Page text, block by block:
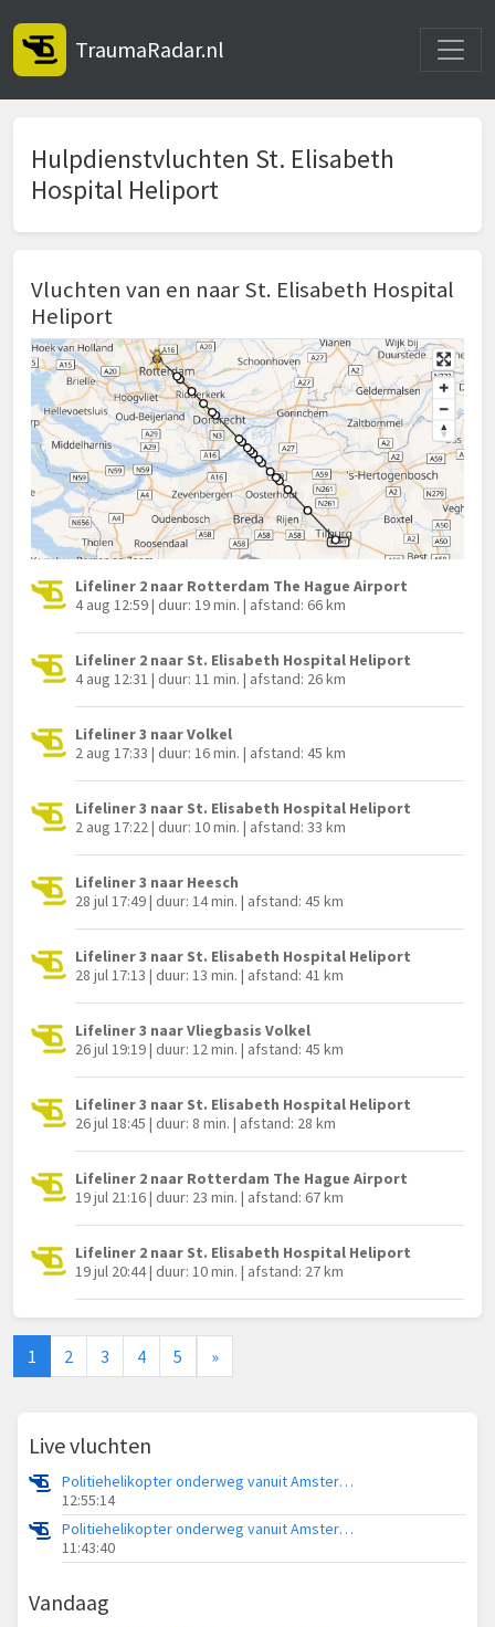
TraumaRadar.nl
Hulpdienstvluchten St. Elisabeth
Hospital Heliport
Vluchten van en naar St. Elisabeth Hospital
Heliport
Lifeliner 2 naar Rotterdam The Hague Airport
4 aug 12:59 | duur: 19 min. | afstand: 66 km
Lifeliner 2 naar St. Elisabeth Hospital Heliport
4 aug 12:31 | duur: 11 min. | afstand: 26 km
Lifeliner 3 naar Volkel
2 aug 17:33 | duur: 16 min. | afstand: 45 km
Lifeliner 3 naar St. Elisabeth Hospital Heliport
2 aug 17:22 | duur: 10 min. | afstand: 33 km
Lifeliner 3 naar Heesch
28 jul 17:49 | duur: 14 min. | afstand: 45 km
Lifeliner 3 naar St. Elisabeth Hospital Heliport
28 jul 17:13 | duur: 13 min. | afstand: 41 km
Lifeliner 3 naar Vliegbasis Volkel
26 jul 19:19 | duur: 12 min. | afstand: 45 km
Lifeliner 3 naar St. Elisabeth Hospital Heliport
26 jul 18:45 | duur: 8 min. | afstand: 28 km
Lifeliner 2 naar Rotterdam The Hague Airport
19 jul 21:16 | duur: 23 min. | afstand: 67 km
Lifeliner 2 naar St. Elisabeth Hospital Heliport
19 jul 20:44 | duur: 10 min. | afstand: 27 km
1 2 3 4 5 »
Live vluchten
Politiehelikopter onderweg vanuit Amsterdam Vliegveld Schiphol
12:55:14
Politiehelikopter onderweg vanuit Amsterdam Vliegveld Schiphol
11:43:40
Vandaag